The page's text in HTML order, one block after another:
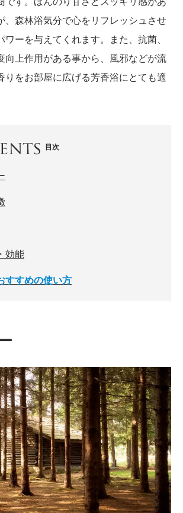
、森林浴気分で心をリフレッシュさせ
ワーを与えてくれます。また、抗菌、
向上作用がある事から、風邪などが流
りをお部屋に広げる芳香浴にとても適
目次
効能
すすめの使い方